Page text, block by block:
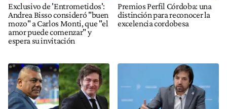
Exclusivo de 'Entrometidos':
Andrea Bisso consideró "buen
mozo" a Carlos Monti, que "el
amor puede comenzar" y
espera su invitación
Premios Perfil Córdoba: una
distinción para reconocer la
excelencia cordobesa